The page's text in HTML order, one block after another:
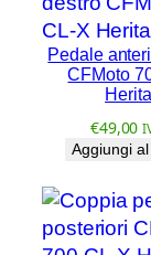
t
a
g
q
u
n
t
Pedale
CFMoto
€49,00
Aggiungi